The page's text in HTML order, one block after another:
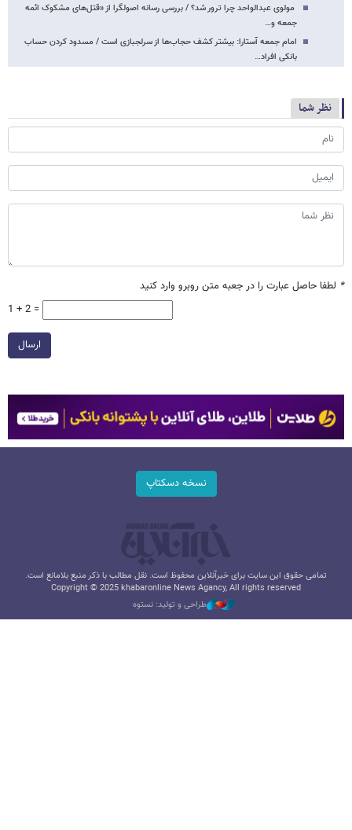
مولوی عبدالواحد چرا ترور شد؟ / بررسی رسانه اصولگرا از «قتل‌های مشکوک ائمه
جمعه و…
امام جمعه آستارا: بیشتر کشف حجاب‌ها از سرلجبازی است / مسدود کردن حساب
بانکی افراد…
نظر شما
* لطفا حاصل عبارت را در جعبه متن روبرو وارد کنید
1 + 2 =
ارسال
نسخه دسکتاپ
تمامی حقوق این سایت برای خبرآنلاین محفوظ است. نقل مطالب با ذکر منبع بلامانع است.
Copyright © 2025 khabaronline News Agancy, All rights reserved
طراحی و تولید: نستوه